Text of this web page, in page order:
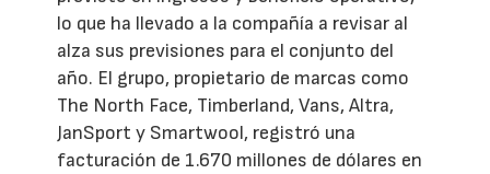
lo que ha llevado a la compañía a revisar al
alza sus previsiones para el conjunto del
año. El grupo, propietario de marcas como
The North Face, Timberland, Vans, Altra,
JanSport y Smartwool, registró una
facturación de 1.670 millones de dólares en